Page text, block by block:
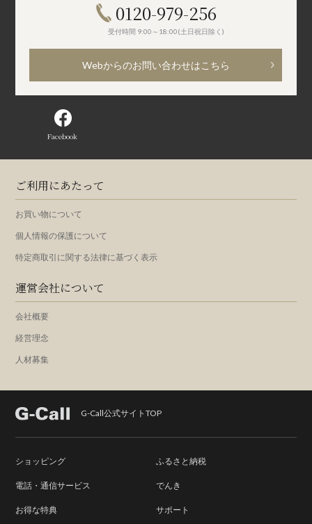
0120-979-256
受付時間 9:00～18:00(土日祝日除く)
Webからのお問い合わせはこちら
Facebook
ご利用にあたって
お買い物について
個人情報の保護について
特定商取引に関する法律に基づく表示
運営会社について
会社概要
経営理念
人材募集
G-Call公式サイトTOP
ショッピング ふるさと納税
電話・通信サービス でんき
お得な特典 サポート